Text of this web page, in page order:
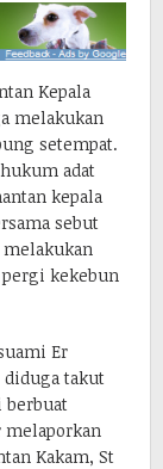
Kepala
melakukan
setempat.
adat
kepala
sebut
kekebun
Er
takut
berbuat
melaporkan
Kakam, St